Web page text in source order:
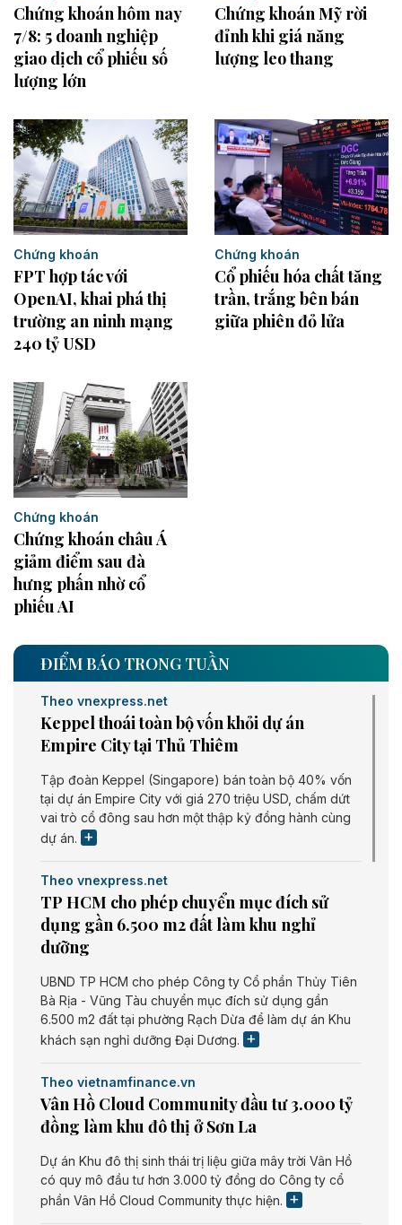
Chứng khoán hôm nay
7/8: 5 doanh nghiệp
giao dịch cổ phiếu số
lượng lớn
Chứng khoán Mỹ rời
đỉnh khi giá năng
lượng leo thang
Chứng khoán
FPT hợp tác với
OpenAI, khai phá thị
trường an ninh mạng
240 tỷ USD
Chứng khoán
Cổ phiếu hóa chất tăng
trần, trắng bên bán
giữa phiên đỏ lửa
Chứng khoán
Chứng khoán châu Á
giảm điểm sau đà
hưng phấn nhờ cổ
phiếu AI
ĐIỂM BÁO TRONG TUẦN
Theo vnexpress.net
Keppel thoái toàn bộ vốn khỏi dự án
Empire City tại Thủ Thiêm
Tập đoàn Keppel (Singapore) bán toàn bộ 40% vốn
tại dự án Empire City với giá 270 triệu USD, chấm dứt
vai trò cổ đông sau hơn một thập kỷ đồng hành cùng
dự án.
Theo vnexpress.net
TP HCM cho phép chuyển mục đích sử
dụng gần 6.500 m2 đất làm khu nghỉ
dưỡng
UBND TP HCM cho phép Công ty Cổ phần Thủy Tiên
Bà Rịa - Vũng Tàu chuyển mục đích sử dụng gần
6.500 m2 đất tại phường Rạch Dừa để làm dự án Khu
khách sạn nghỉ dưỡng Đại Dương.
Theo vietnamfinance.vn
Vân Hồ Cloud Community đầu tư 3.000 tỷ
đồng làm khu đô thị ở Sơn La
Dự án Khu đô thị sinh thái trị liệu giữa mây trời Vân Hồ
có quy mô đầu tư hơn 3.000 tỷ đồng do Công ty cổ
phần Vân Hồ Cloud Community thực hiện.